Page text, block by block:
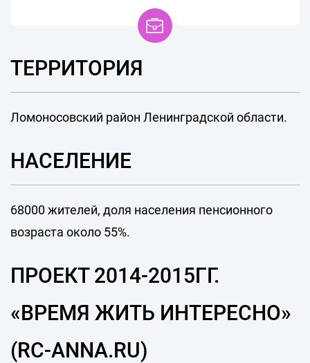
ТЕРРИТОРИЯ
Ломоносовский район Ленинградской области.
НАСЕЛЕНИЕ
68000 жителей, доля населения пенсионного
возраста около 55%.
ПРОЕКТ 2014-2015ГГ.
«ВРЕМЯ ЖИТЬ ИНТЕРЕСНО»
(RC-ANNA.RU)